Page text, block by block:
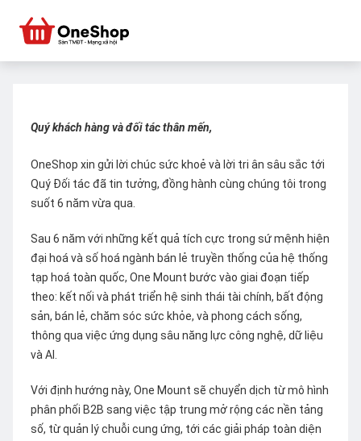
Quý khách hàng và đối tác thân mến,
OneShop xin gửi lời chúc sức khoẻ và lời tri ân sâu sắc tới
Quý Đối tác đã tin tưởng, đồng hành cùng chúng tôi trong
suốt 6 năm vừa qua.
Sau 6 năm với những kết quả tích cực trong sứ mệnh hiện
đại hoá và số hoá ngành bán lẻ truyền thống của hệ thống
tạp hoá toàn quốc, One Mount bước vào giai đoạn tiếp
theo: kết nối và phát triển hệ sinh thái tài chính, bất động
sản, bán lẻ, chăm sóc sức khỏe, và phong cách sống,
thông qua việc ứng dụng sâu năng lực công nghệ, dữ liệu
và AI.
Với định hướng này, One Mount sẽ chuyển dịch từ mô hình
phân phối B2B sang việc tập trung mở rộng các nền tảng
số, từ quản lý chuỗi cung ứng, tới các giải pháp toàn diện